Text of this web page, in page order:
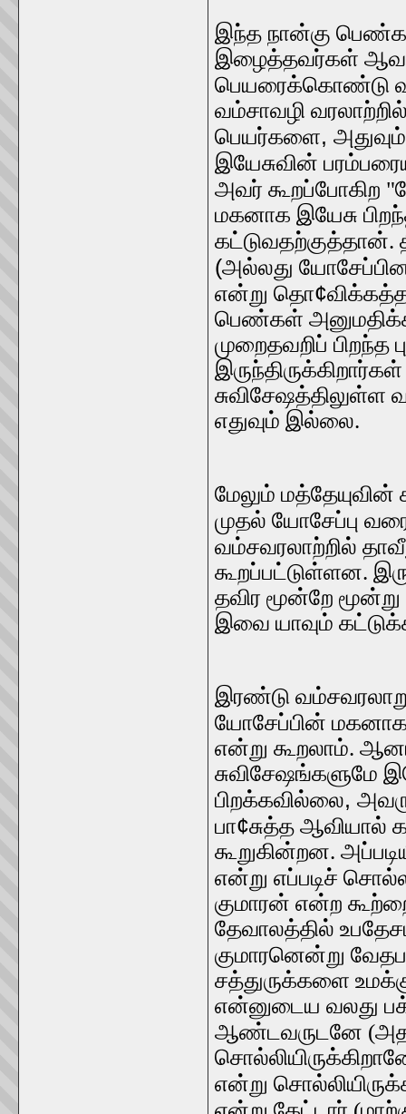
இந்த நான்கு
இழைத்தவர்கள்
பெயரைக்கொண்டு
வம்சாவழி
பெயர்களை,
இயேசுவின்
அவர் கூறப்போகிற
மகனாக இயேசு
கட்டுவதற்குத்தான்.
(அல்லது
என்று தொ¢
பெண்கள்
முறைதவறிப் பிறந்த
எதுவும் இல்லை.
மேலும்
முதல் யோசேப்பு
வம்சவரலாற்றில்
கூறப்பட்டுள்ளன.
தவிர மூன்றே
இவை யாவும்
இரண்டு
யோசேப்பின்
என்று கூறலாம்.
சுவிசேஷங்களுமே
பிறக்கவில்லை,
பா¢சுத்த ஆவியால்
கூறுகின்றன.
என்று எப்படிச்
குமாரன் என்ற
தேவாலத்தில்
குமாரனென்று
சத்துருக்களை
என்னுடைய வலது
ஆண்டவருடனே
என்று